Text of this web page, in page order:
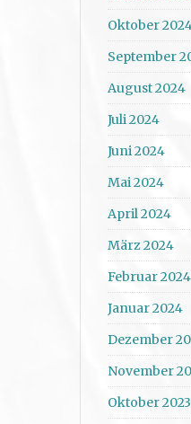
Oktober
September
August 2024
Juli 2024
Juni 2024
Mai 2024
April 2024
März 2024
Februar 2024
Januar 2024
Dezember
November
Oktober 2023